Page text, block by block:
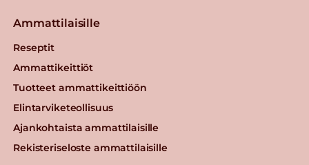
Ammattilaisille
Reseptit
Ammattikeittiöt
Tuotteet ammattikeittiöön
Elintarviketeollisuus
Ajankohtaista ammattilaisille
Rekisteriseloste ammattilaisille